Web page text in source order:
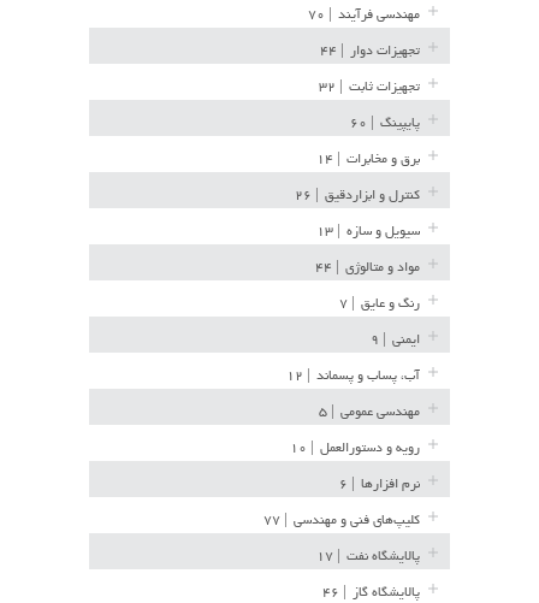
مهندسی فرآیند
تجهیزات دوار
تجهیزات ثابت
پایپینگ
برق و مخابرات
کنترل و ابزاردقیق
سیویل و سازه
مواد و متالوژی
رنگ و عایق
ایمنی
آب، پساب و پسماند
مهندسی عمومی
رویه و دستورالعمل
نرم افزارها
کلیپ‌های فنی و مهندسی
پالایشگاه نفت
پالایشگاه گاز